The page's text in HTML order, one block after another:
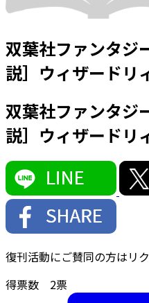
双葉社ファンタジ
説］ウィザードリ
双葉社ファンタジ
説］ウィザードリ
復刊活動にご賛同の方はリ
得票数 2票